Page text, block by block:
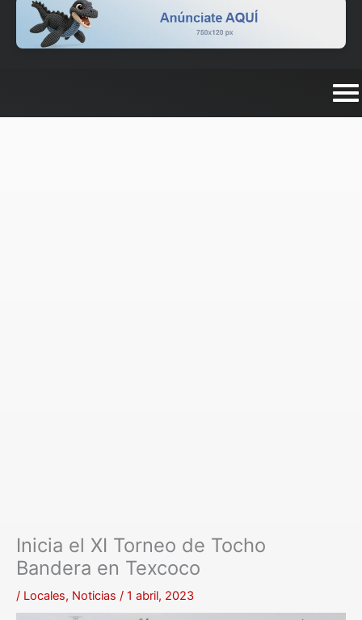
Inicia el XI Torneo de Tocho
Bandera en Texcoco
/ Locales, Noticias / 1 abril, 2023